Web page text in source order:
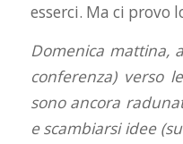
esserci. Ma ci provo
Domenica mattina,
conferenza) verso
sono ancora
e scambiarsi idee